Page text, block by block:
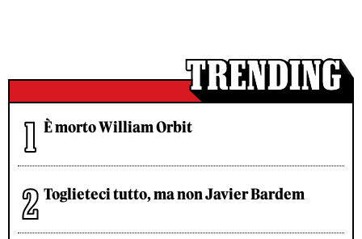
È morto William Orbit
Toglieteci tutto, ma non Javier Bardem